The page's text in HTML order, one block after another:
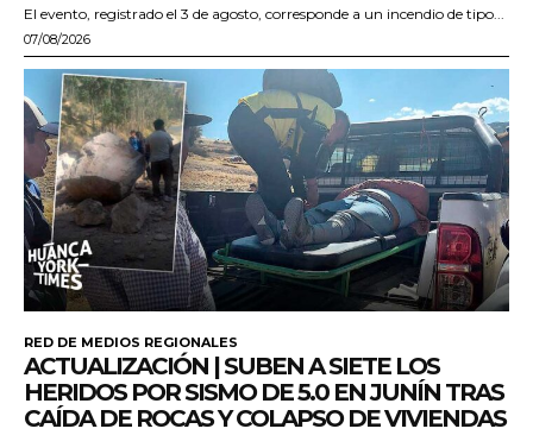
El evento, registrado el 3 de agosto, corresponde a un incendio de tipo...
07/08/2026
RED DE MEDIOS REGIONALES
ACTUALIZACIÓN | SUBEN A SIETE LOS
HERIDOS POR SISMO DE 5.0 EN JUNÍN TRAS
CAÍDA DE ROCAS Y COLAPSO DE VIVIENDAS